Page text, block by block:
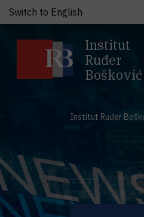
Institut
Ruđer
Bošković
Switch to English
Institut Ruđer